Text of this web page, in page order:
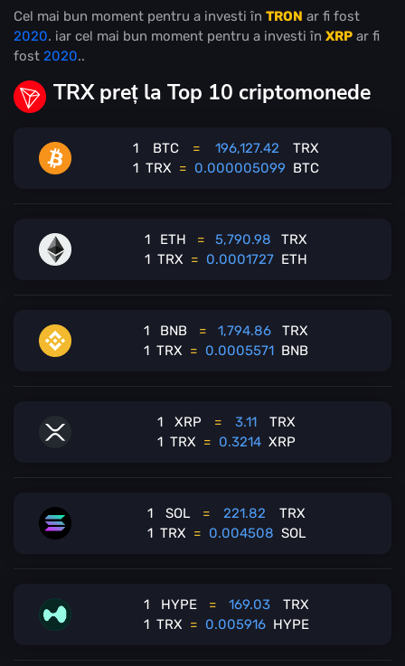
Cel mai bun moment pentru a investi în TRON ar fi fost
2020. iar cel mai bun moment pentru a investi în XRP ar fi
fost 2020..
TRX preț la Top 10 criptomonede
1 BTC = 196,127.42
TRX
1 TRX = 0.000005099 BTC
1 ETH = 5,790.98
TRX
1 TRX = 0.0001727 ETH
1 BNB = 1,794.86
TRX
1 TRX = 0.0005571 BNB
1 XRP = 3.11
TRX
1 TRX = 0.3214 XRP
1 SOL = 221.82
TRX
1 TRX = 0.004508 SOL
1 HYPE = 169.03
TRX
1 TRX = 0.005916 HYPE